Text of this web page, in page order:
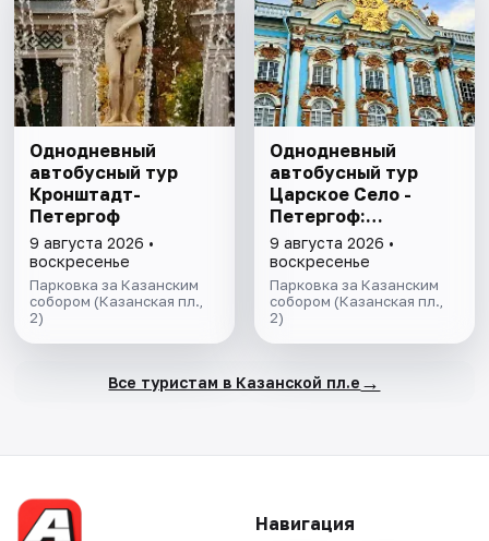
Однодневный
автобусный тур
Кронштадт-
Петергоф
9 августа 2026 •
воскресенье
Парковка за Казанским
собором (Казанская пл.,
2)
Однодневный
автобусный тур
Царское Село -
Петергоф:
"Янтарная комната
и Фонтаны
Петергофа за 1
день"
9 августа 2026 •
воскресенье
Парковка за Казанским
собором (Казанская пл.,
2)
Все туристам в Казанской пл.е →
Навигация